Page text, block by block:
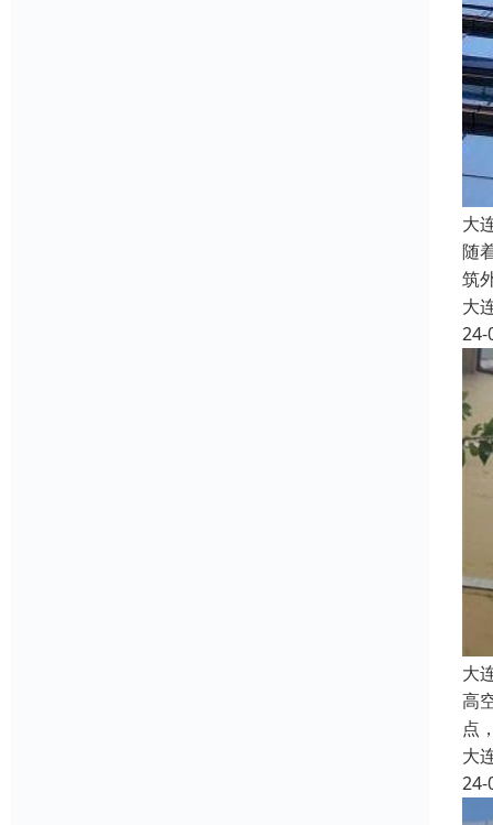
大
随
筑
大
24-
大
高
点
大
24-